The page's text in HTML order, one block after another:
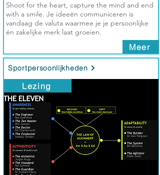
Shoot for the heart, capture the mind and end
with a smile. Je ideeën communiceren is
vandaag de valuta waarmee je je persoonlijke
én zakelijke merk laat groeien.
Meer
Sportpersoonlijkheden
Lezing